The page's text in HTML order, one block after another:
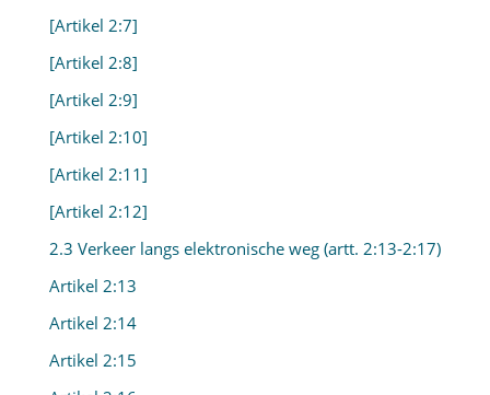
[Artikel 2:7]
[Artikel 2:8]
[Artikel 2:9]
[Artikel 2:10]
[Artikel 2:11]
[Artikel 2:12]
2.3 Verkeer langs elektronische weg (artt. 2:13-2:17)
Artikel 2:13
Artikel 2:14
Artikel 2:15